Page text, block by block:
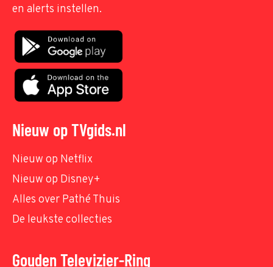
en alerts instellen.
Nieuw op TVgids.nl
Nieuw op Netflix
Nieuw op Disney+
Alles over Pathé Thuis
De leukste collecties
Gouden Televizier-Ring